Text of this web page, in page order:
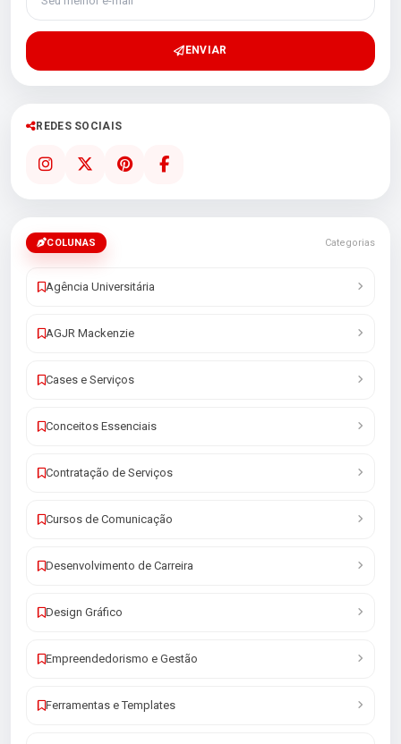
ENVIAR
REDES SOCIAIS
COLUNAS Categorias
Agência Universitária
AGJR Mackenzie
Cases e Serviços
Conceitos Essenciais
Contratação de Serviços
Cursos de Comunicação
Desenvolvimento de Carreira
Design Gráfico
Empreendedorismo e Gestão
Ferramentas e Templates